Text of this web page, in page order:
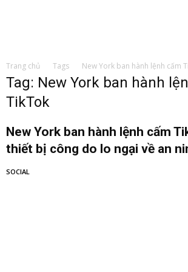
Trang chủ Tags New York ban hành lệnh cấm
Tag: New York ban hành
TikTok
New York ban hành lệnh cấm
thiết bị công do lo ngại về an
SOCIAL